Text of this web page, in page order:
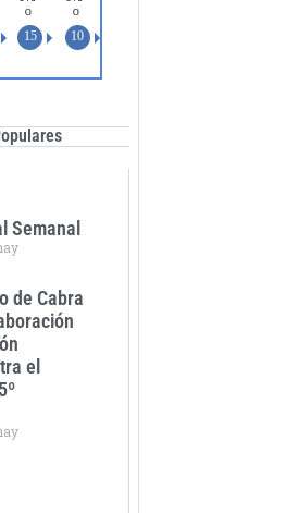
Semanal
de Cabra
el